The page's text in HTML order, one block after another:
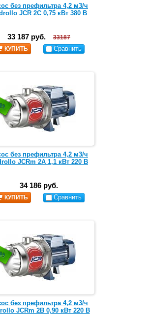
без префильтра 4,2 м3/ч
JCR 2C 0,75 кВт 380 В
33 187 руб.
33187
КУПИТЬ
Сравнить
без префильтра 4,2 м3/ч
JCRm 2A 1,1 кВт 220 В
34 186 руб.
КУПИТЬ Сравнить
без префильтра 4,2 м3/ч
JCRm 2B 0,90 кВт 220 В